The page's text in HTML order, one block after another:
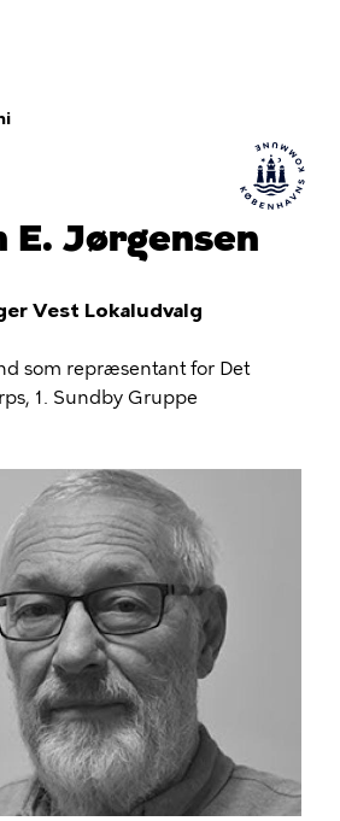
E. Jørgensen
Vest Lokaludvalg
som repræsentant for Det
1. Sundby Gruppe